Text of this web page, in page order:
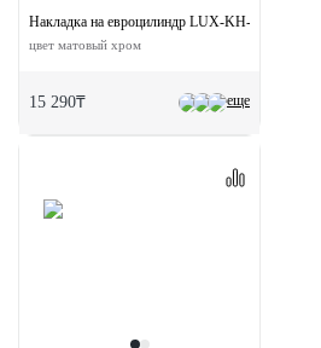
еще
цвет матовый хром
15 290₸